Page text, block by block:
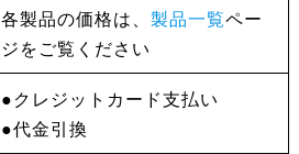
各製品の価格は、 製品一覧ペー
ジをご覧ください
●クレジットカード支払い
●代金引換